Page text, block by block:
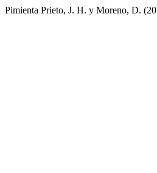
Pimienta Prieto, J. H. y Moreno, D.